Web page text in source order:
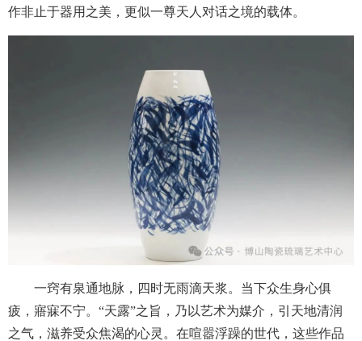
作非止于器用之美，更似一尊天人对话之境的载体。
一窍有泉通地脉，四时无雨滴天浆。当下众生身心俱
疲，寤寐不宁。“天露”之旨，乃以艺术为媒介，引天地清润
之气，滋养受众焦渴的心灵。在喧嚣浮躁的世代，这些作品